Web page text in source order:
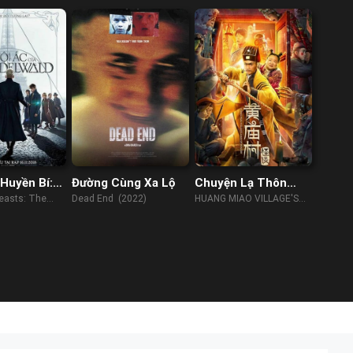
Bí:
The
Đường Cùng Xa Lộ
Dead End (2022)
Chuyện Lạ Thôn
Hoàng Miếu
HUANG MIAO VILLAGE'S